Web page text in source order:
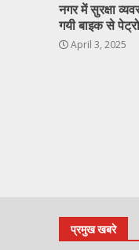
नगर में सुरक्षा
गयी बाइक से
April 3, 2025
प्रमुख खबरे